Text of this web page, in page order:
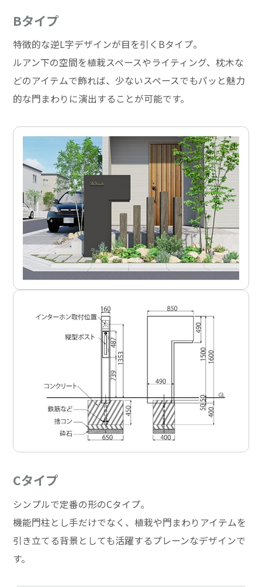
Bタイプ
特徴的な逆L字デザインが目を引くBタイプ。
ルアン下の空間を植栽スペースやライティング、枕木な
どのアイテムで飾れば、少ないスペースでもパッと魅力
的な門まわりに演出することが可能です。
Cタイプ
シンプルで定番の形のCタイプ。
機能門柱とし手だけでなく、植栽や門まわりアイテムを
引き立てる背景としても活躍するプレーンなデザインで
す。